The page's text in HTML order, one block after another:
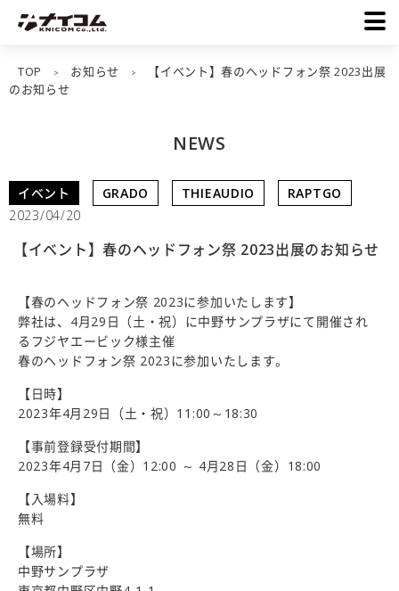
TOP > お知らせ >
【イベント】春のヘッドフォン祭 2023出展
のお知らせ
NEWS
イベント GRADO THIEAUDIO
RAPTGO
2023/04/20
【イベント】春のヘッドフォン祭 2023出展のお知らせ
【春のヘッドフォン祭 2023に参加いたします】
弊社は、4月29日（土・祝）に中野サンプラザにて開催され
るフジヤエービック様主催
春のヘッドフォン祭 2023に参加いたします。
【日時】
2023年4月29日（土・祝）11:00～18:30
【事前登録受付期間】
2023年4月7日（金）12:00 ～ 4月28日（金）18:00
【入場料】
無料
【場所】
中野サンプラザ